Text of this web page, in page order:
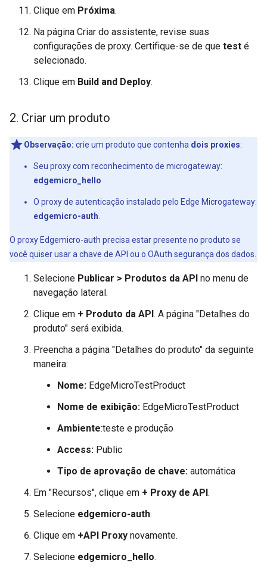
Clique em Próxima.
Na página Criar do assistente, revise suas
configurações de proxy. Certifique-se de que test é
selecionado.
Clique em Build and Deploy.
2. Criar um produto
Observação: crie um produto que contenha dois proxies:
Seu proxy com reconhecimento de microgateway:
edgemicro_hello
O proxy de autenticação instalado pelo Edge Microgateway:
edgemicro-auth
O proxy Edgemicro-auth precisa estar presente no produto se
você quiser usar a chave de API ou o OAuth segurança dos dados.
Selecione Publicar > Produtos da API no menu de
navegação lateral.
Clique em + Produto da API. A página "Detalhes do
produto" será exibida.
Preencha a página "Detalhes do produto" da seguinte
maneira:
Nome: EdgeMicroTestProduct
Nome de exibição: EdgeMicroTestProduct
Ambiente:teste e produção
Access: Public
Tipo de aprovação de chave: automática
Em "Recursos", clique em + Proxy de API.
Selecione edgemicro-auth.
Clique em +API Proxy novamente.
Selecione edgemicro_hello.